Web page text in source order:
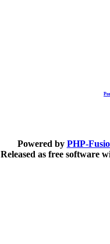
Powered by PHP-
Released as free software